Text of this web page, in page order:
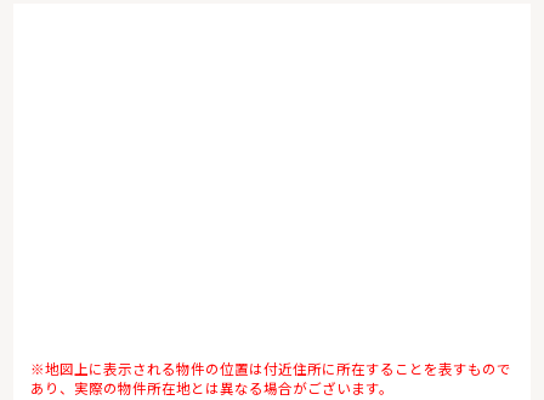
※地図上に表示される物件の位置は付近住所に所在することを表すもので
あり、実際の物件所在地とは異なる場合がございます。